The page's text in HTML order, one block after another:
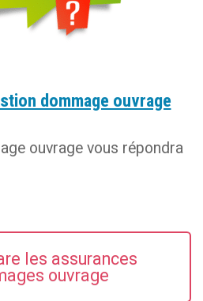
dommage ouvrage
ouvrage vous répondra
les assurances
ouvrage